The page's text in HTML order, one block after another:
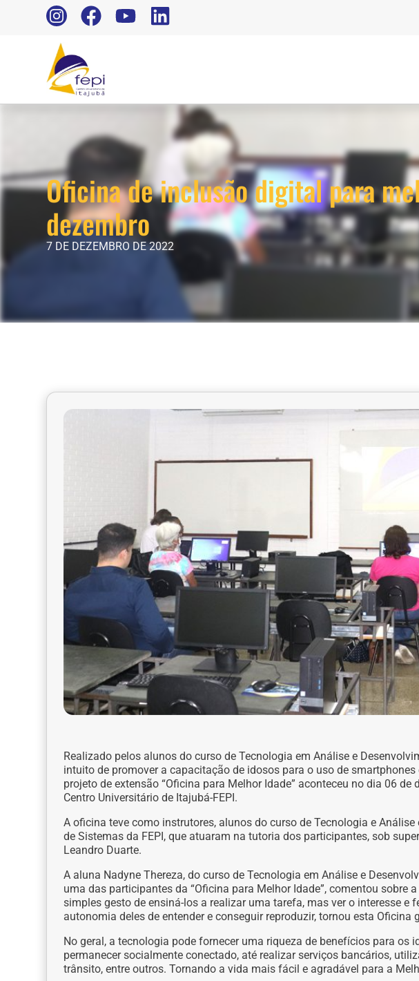
Oficina de inclusão digital para
dezembro
7 DE DEZEMBRO DE 2022
Realizado pelos alunos do curso de Tecnologia em Análise e
intuito de promover a capacitação de idosos para o uso de smartphones
projeto de extensão “Oficina para Melhor Idade” aconteceu no dia 06 de
Centro Universitário de Itajubá-FEPI.
A oficina teve como instrutores, alunos do curso de Tecnologia e
de Sistemas da FEPI, que atuaram na tutoria dos participantes, sob
Leandro Duarte.
A aluna Nadyne Thereza, do curso de Tecnologia em Análise e
uma das participantes da “Oficina para Melhor Idade”, comentou sobre
simples gesto de ensiná-los a realizar uma tarefa, mas ver o interesse e
autonomia deles de entender e conseguir reproduzir, tornou esta Oficina
No geral, a tecnologia pode fornecer uma riqueza de benefícios para os
permanecer socialmente conectado, até realizar serviços bancários,
trânsito, entre outros. Tornando a vida mais fácil e agradável para a